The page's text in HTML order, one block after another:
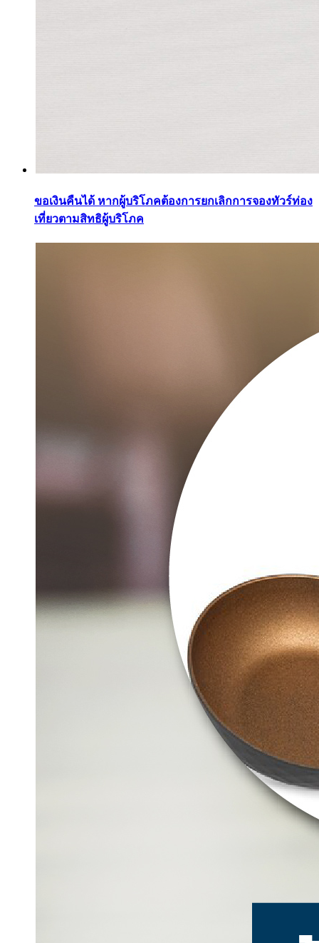
ขอเงินคืนได้ หากผู้บริโภคต้องการยกเลิกการจองทัวร์ท่อง
เที่ยวตามสิทธิผู้บริโภค